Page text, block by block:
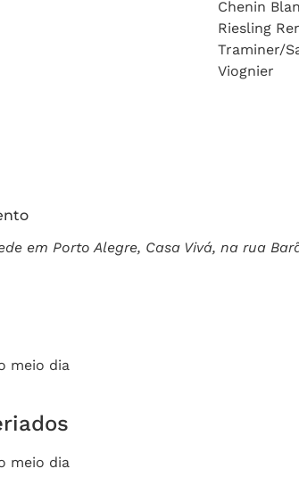
Chenin
Riesling
Traminer/
Viognier
em Porto Alegre, Casa Vivá, na rua
meio dia
meio dia